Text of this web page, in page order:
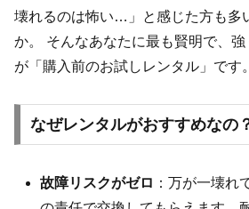
壊れるのは怖い…」と感じた方も多
か。 そんなあなたに最も賢明で、
が「購入前のお試しレンタル」です。
なぜレンタルがおすすめなの
故障リスクがゼロ ：万が一壊れ